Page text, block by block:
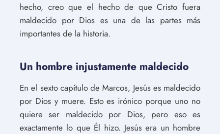
hecho, creo que el hecho de que Cristo fuera
maldecido por Dios es una de las partes más
importantes de la historia.
Un hombre injustamente maldecido
En el sexto capítulo de Marcos, Jesús es maldecido
por Dios y muere. Esto es irónico porque uno no
quiere ser maldecido por Dios, pero eso es
exactamente lo que Él hizo. Jesús era un hombre